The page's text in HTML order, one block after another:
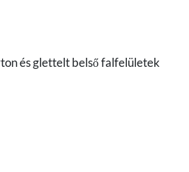
és glettelt belső falfelületek